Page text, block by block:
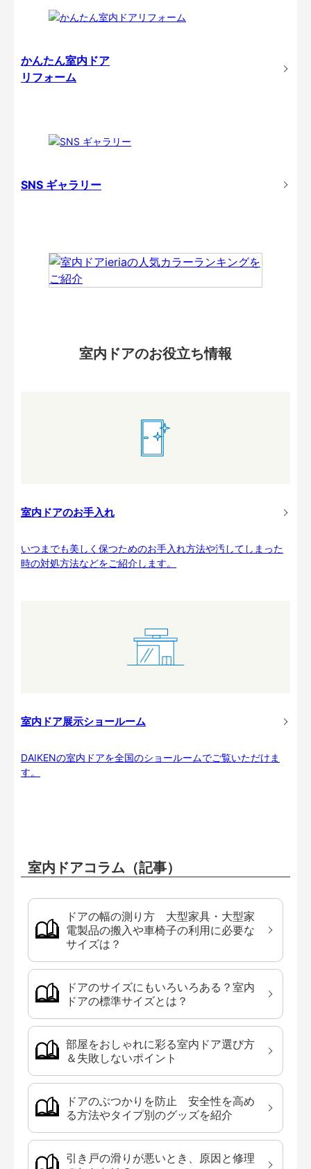
かんたん室内ドア
リフォーム
SNS ギャラリー
室内ドアのお役立ち情報
室内ドアのお手入れ
いつまでも美しく保つためのお手入れ方法や汚してしまった
時の対処方法などをご紹介します。
室内ドア展示ショールーム
DAIKENの室内ドアを全国のショールームでご覧いただけま
す。
室内ドアコラム（記事）
ドアの幅の測り方 大型家具・大型家
電製品の搬入や車椅子の利用に必要な
サイズは？
ドアのサイズにもいろいろある？室内
ドアの標準サイズとは？
部屋をおしゃれに彩る室内ドア選び方
＆失敗しないポイント
ドアのぶつかりを防止 安全性を高め
る方法やタイプ別のグッズを紹介
引き戸の滑りが悪いとき、原因と修理